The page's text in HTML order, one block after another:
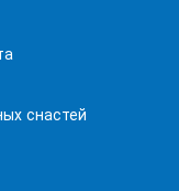
снастей